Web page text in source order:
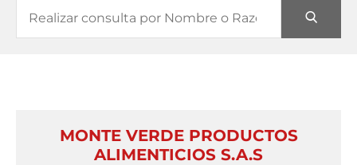
MONTE VERDE PRODUCTOS
ALIMENTICIOS S.A.S